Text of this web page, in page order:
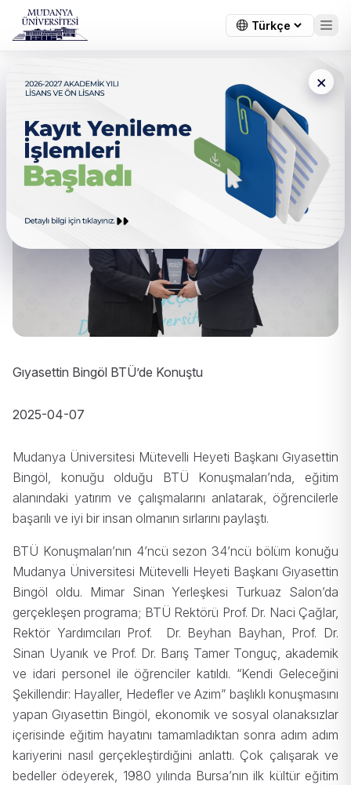
×
Gıyasettin Bingöl BTÜ’de
Konuştu
Gıyasettin Bingöl BTÜ’de Konuştu
2025-04-07
Mudanya Üniversitesi Mütevelli Heyeti Başkanı Gıyasettin
Bingöl, konuğu olduğu BTÜ Konuşmaları’nda, eğitim
alanındaki yatırım ve çalışmalarını anlatarak, öğrencilerle
başarılı ve iyi bir insan olmanın sırlarını paylaştı.
BTÜ Konuşmaları’nın 4’ncü sezon 34’ncü bölüm konuğu
Mudanya Üniversitesi Mütevelli Heyeti Başkanı Gıyasettin
Bingöl oldu. Mimar Sinan Yerleşkesi Turkuaz Salon’da
gerçekleşen programa; BTÜ Rektörü Prof. Dr. Naci Çağlar,
Rektör Yardımcıları Prof. Dr. Beyhan Bayhan, Prof. Dr.
Sinan Uyanık ve Prof. Dr. Barış Tamer Tonguç, akademik
ve idari personel ile öğrenciler katıldı. “Kendi Geleceğini
Şekillendir: Hayaller, Hedefler ve Azim” başlıklı konuşmasını
yapan Gıyasettin Bingöl, ekonomik ve sosyal olanaksızlar
içerisinde eğitim hayatını tamamladıktan sonra adım adım
kariyerini nasıl gerçekleştirdiğini anlattı. Çok çalışarak ve
bedeller ödeyerek, 1980 yılında Bursa’nın ilk kültür eğitim